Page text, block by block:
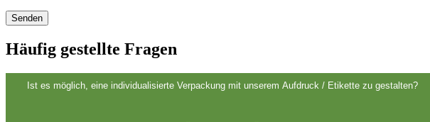
Sprüher(18)
Häufig gestellte Fragen
Ist es möglich, eine individualisierte Verpackung mit unserem Aufdruck / Etikette zu gestalten?